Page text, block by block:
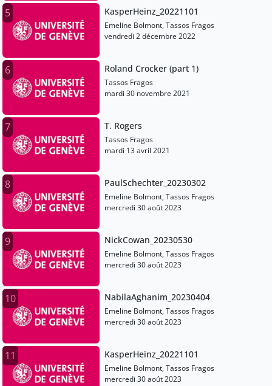
5 KasperHeinz_20221101
Emeline Bolmont, Tassos Fragos
vendredi 2 décembre 2022
6 Roland Crocker (part 1)
Tassos Fragos
mardi 30 novembre 2021
7 T. Rogers
Tassos Fragos
mardi 13 avril 2021
8 PaulSchechter_20230302
Emeline Bolmont, Tassos Fragos
mercredi 30 août 2023
9 NickCowan_20230530
Emeline Bolmont, Tassos Fragos
mercredi 30 août 2023
10 NabilaAghanim_20230404
Emeline Bolmont, Tassos Fragos
mercredi 30 août 2023
11 KasperHeinz_20221101
Emeline Bolmont, Tassos Fragos
mercredi 30 août 2023